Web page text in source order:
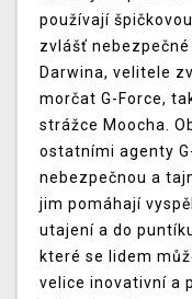
používají
zvlášť
Darwina, velitele
morčat G-Force,
strážce Moocha.
ostatními agenty
nebezpečnou a
jim pomáhají
utajení a do
které se lidem
velice inovativní a